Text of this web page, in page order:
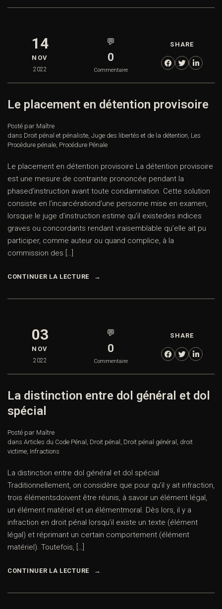
14
NOV
2022
💬
0
Commentaire
SHARE
Le placement en détention provisoire
Posté par Maître
dans Droit pénal et pénaliste, Juge des libertés et de la détention, Les
Procédure pénale, Procédure Pénale
Le placement en détention provisoire La détention provisoire
est une mesure de contrainte prononcée pendant la
phased’instruction avant toute condamnation. Cette solution
consiste en l’incarcérationd’une personne mise en examen,
lorsque le juge d’instruction estime qu’il existedes indices
graves ou concordants rendant vraisemblable qu’elle ait pu
participer, comme auteur ou quand complice, à la
commission des […]
CONTINUER LA LECTURE
03
NOV
2022
💬
0
Commentaire
SHARE
La distinction entre dol général et dol
spécial
Posté par Maître
dans Articles du Code Pénal , Droit pénal , Droit pénal général , droit
victime, Infractions
La distinction entre dol général et dol spécial
Traditionnellement, on considère que pour qu’il y ait infraction,
trois élémentsdoivent être réunis, à savoir un élément légal,
un élément matériel et un élémentmoral. Dès lors, il y a
infraction en droit pénal lorsqu’il existe un texte (élément
légal) et réprimant un certain comportement (élément
matériel). Toutefois, […]
CONTINUER LA LECTURE